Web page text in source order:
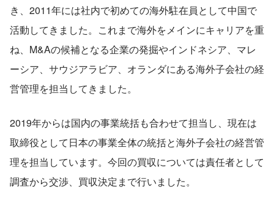
き、2011年には社内で初めての海外駐在員として中国で
活動してきました。これまで海外をメインにキャリアを重
ね、M&Aの候補となる企業の発掘やインドネシア、マレ
ーシア、サウジアラビア、オランダにある海外子会社の経
営管理を担当してきました。
2019年からは国内の事業統括も合わせて担当し、現在は
取締役として日本の事業全体の統括と海外子会社の経営管
理を担当しています。今回の買収については責任者として
調査から交渉、買収決定まで行いました。